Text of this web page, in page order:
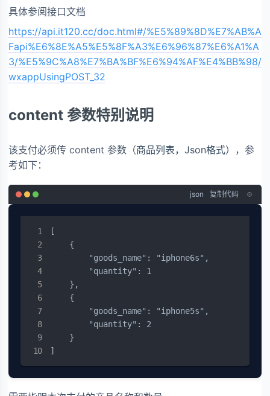
具体参阅接口文档
https://api.it120.cc/doc.html#/%E5%89%8D%E7%AB%A
Fapi%E6%8E%A5%E5%8F%A3%E6%96%87%E6%A1%A
3/%E5%9C%A8%E7%BA%BF%E6%94%AF%E4%BB%98/
wxappUsingPOST_32
content 参数特别说明
该支付必须传 content 参数（商品列表，Json格式），参
考如下：
json 复制代码
[
    {
        "goods_name": "iphone6s",
        "quantity": 1
    },
    {
        "goods_name": "iphone5s",
        "quantity": 2
    }
]